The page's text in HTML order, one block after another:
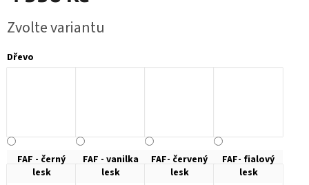
cena:
Zvolte variantu
Dřevo
FAF - černý
lesk
FAF - vanilka
lesk
FAF- červený
lesk
FAF- fialový
lesk